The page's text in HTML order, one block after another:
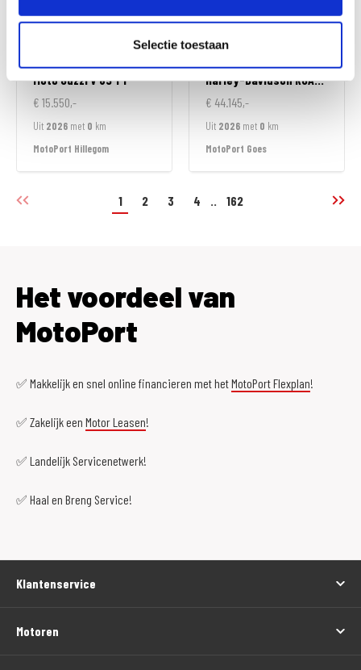
Selectie toestaan
Moto GuzziV 85 TT
€ 15.550,-
Uit 2026 met 0 km
MotoPort Hillegom
Harley-DavidsonROAD GLIDE LIMITED
€ 44.145,-
Uit 2026 met 0 km
MotoPort Goes
1 2 3 4 .. 162
Het voordeel van
MotoPort
✅ Makkelijk en snel online financieren met hetMotoPort Flexplan!
✅ Zakelijk een Motor Leasen!
✅ Landelijk Servicenetwerk!
✅ Haal en Breng Service!
Klantenservice
Motoren